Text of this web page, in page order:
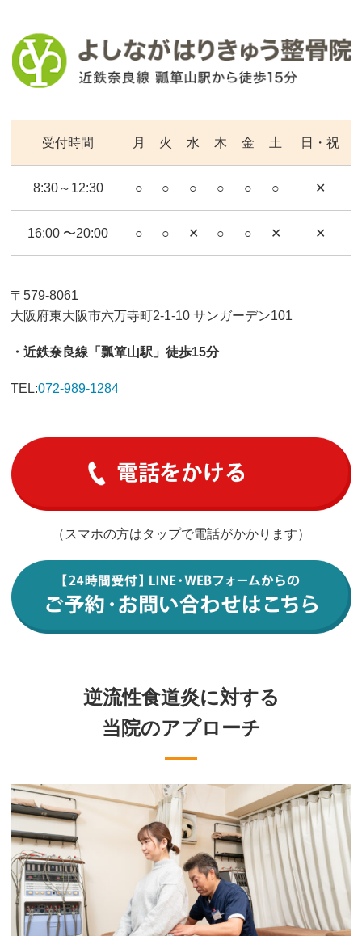
受付時間 月 火 水 木 金 土 日・祝
8:30～12:30 ○ ○ ○ ○ ○ ○ ✕
16:00 〜20:00 ○ ○ ✕ ○ ○ ✕ ✕
〒579-8061
大阪府東大阪市六万寺町2-1-10 サンガーデン101
・近鉄奈良線「瓢箪山駅」徒歩15分
TEL:072-989-1284
（スマホの方はタップで電話がかかります）
逆流性食道炎に対する
当院のアプローチ